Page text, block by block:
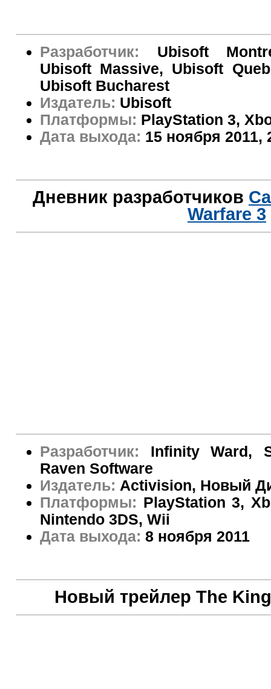
Разработчик: Ubisoft
Ubisoft Massive, Ubisoft
Ubisoft Bucharest
Издатель: Ubisoft
Платформы: PlayStation 3,
Дата выхода: 15 ноября 2011,
Дневник разработчиков
Warfare 3
Разработчик: Infinity Ward,
Raven Software
Издатель: Activision, Новый
Платформы: PlayStation 3,
Nintendo 3DS, Wii
Дата выхода: 8 ноября 2011
Новый трейлер The